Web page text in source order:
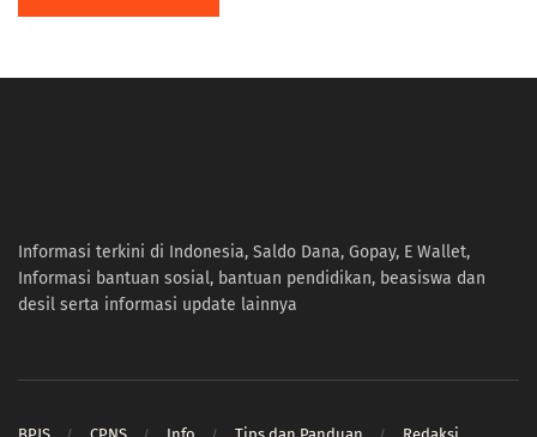
Informasi terkini di Indonesia, Saldo Dana, Gopay, E Wallet,
Informasi bantuan sosial, bantuan pendidikan, beasiswa dan
desil serta informasi update lainnya